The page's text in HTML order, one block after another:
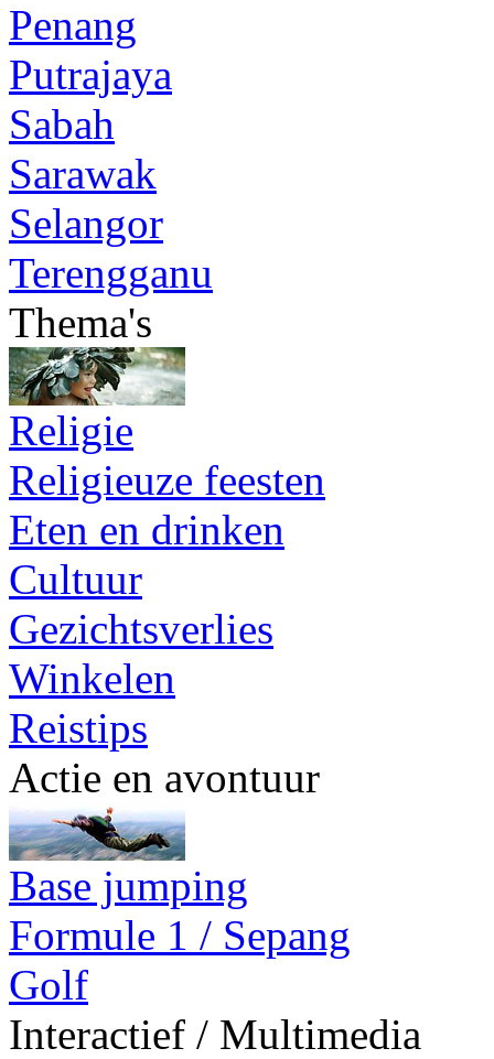
Penang
Putrajaya
Sabah
Sarawak
Selangor
Terengganu
Thema's
Religie
Religieuze feesten
Eten en drinken
Cultuur
Gezichtsverlies
Winkelen
Reistips
Actie en avontuur
Base jumping
Formule 1 / Sepang
Golf
Interactief / Multimedia